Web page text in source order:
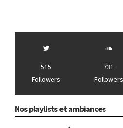
515
Followers
731
Followers
Nos playlists et ambiances